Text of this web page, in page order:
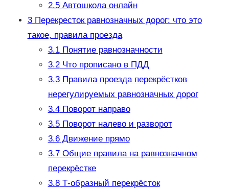
2.5Автошкола онлайн
3Перекресток равнозначных дорог: что это
такое, правила проезда
3.1Понятие равнозначности
3.2Что прописано в ПДД
3.3Правила проезда перекрёстков
нерегулируемых равнозначных дорог
3.4Поворот направо
3.5Поворот налево и разворот
3.6Движение прямо
3.7Общие правила на равнозначном
перекрёстке
3.8Т-образный перекрёсток